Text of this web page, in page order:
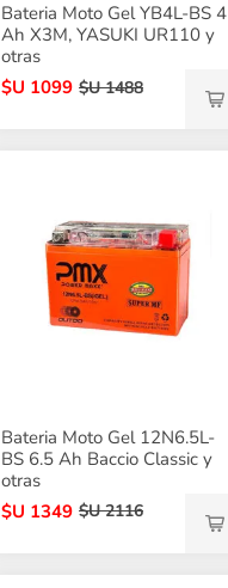
Bateria Moto Gel YB4L-BS 4
Ah X3M, YASUKI UR110 y
otras
$U 1099 $U 1488
Bateria Moto Gel 12N6.5L-
BS 6.5 Ah Baccio Classic y
otras
$U 1349 $U 2116